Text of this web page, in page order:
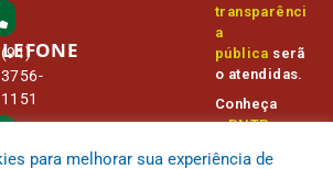
(91)
3756-
1151
transparênci
a
pública serã
o atendidas.
Conheça
oPNTPe
para melhorar sua experiência de